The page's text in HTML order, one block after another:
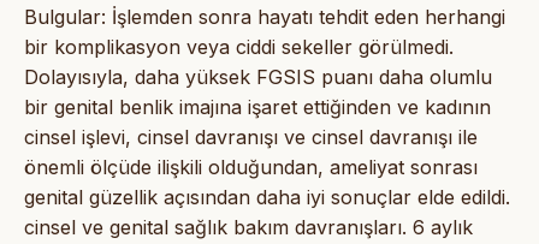
Bulgular: İşlemden sonra hayatı tehdit eden herhangi
bir komplikasyon veya ciddi sekeller görülmedi.
Dolayısıyla, daha yüksek FGSIS puanı daha olumlu
bir genital benlik imajına işaret ettiğinden ve kadının
cinsel işlevi, cinsel davranışı ve cinsel davranışı ile
önemli ölçüde ilişkili olduğundan, ameliyat sonrası
genital güzellik açısından daha iyi sonuçlar elde edildi.
cinsel ve genital sağlık bakım davranışları. 6 aylık